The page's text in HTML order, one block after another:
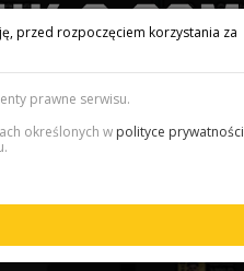
przed rozpoczęciem korzystania za
prawne serwisu.
określonych w polityce prywatności